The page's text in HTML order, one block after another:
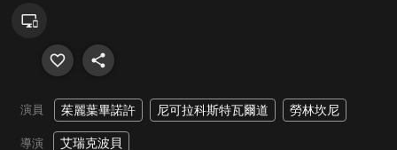
演員 茱麗葉畢諾許 尼可拉科斯特瓦爾道 勞林坎尼
導演 艾瑞克波貝